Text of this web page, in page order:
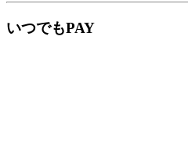
いつでもPAY